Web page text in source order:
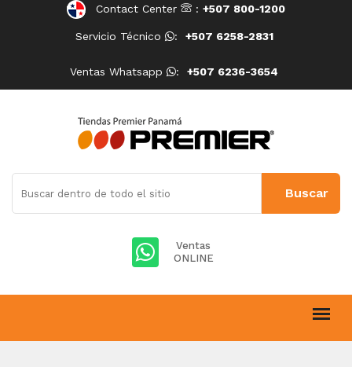
Contact Center : +507 800-1200
Servicio Técnico : +507 6258-2831
Ventas Whatsapp : +507 6236-3654
Ventas
ONLINE